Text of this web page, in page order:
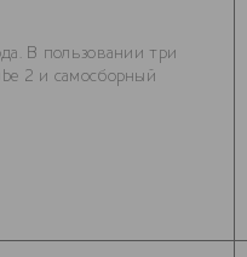
В пользовании три
2 и самосборный